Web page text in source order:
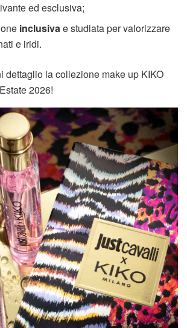
ed esclusiva;
inclusivae studiata per valorizzare
e iridi.
dettaglio la collezione make up KIKO
2026!